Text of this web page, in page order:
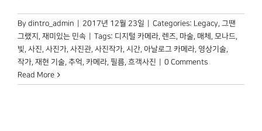
By dintro_admin 2017년 12월 23일 Categories: Legacy, 그땐
그랬지 , 재미있는 민속 Tags: 디지털 카메라, 렌즈, 마술, 매체 , 모나드,
빛, 사진, 사진가, 사진관, 사진작가, 시간, 아날로그 카메라, 영상기술,
작가, 재현 기술, 추억, 카메라, 필름, 흐객사진
0 Comments
Read More